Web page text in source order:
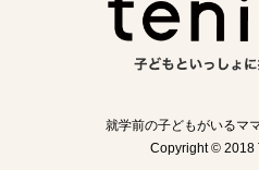
就学前の子どもがいるマ
Copyright © 2018